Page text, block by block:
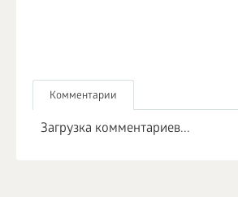
Комментарии
Загрузка комментариев...